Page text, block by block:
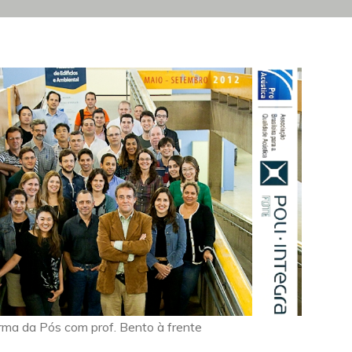
da Pós com prof. Bento à frente